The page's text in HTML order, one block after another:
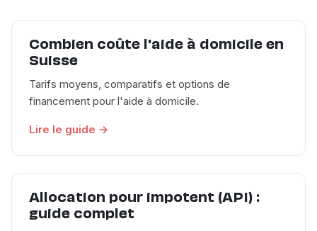
Combien coûte l'aide à domicile en
Suisse
Tarifs moyens, comparatifs et options de
financement pour l'aide à domicile.
Lire le guide →
Allocation pour impotent (API) :
guide complet